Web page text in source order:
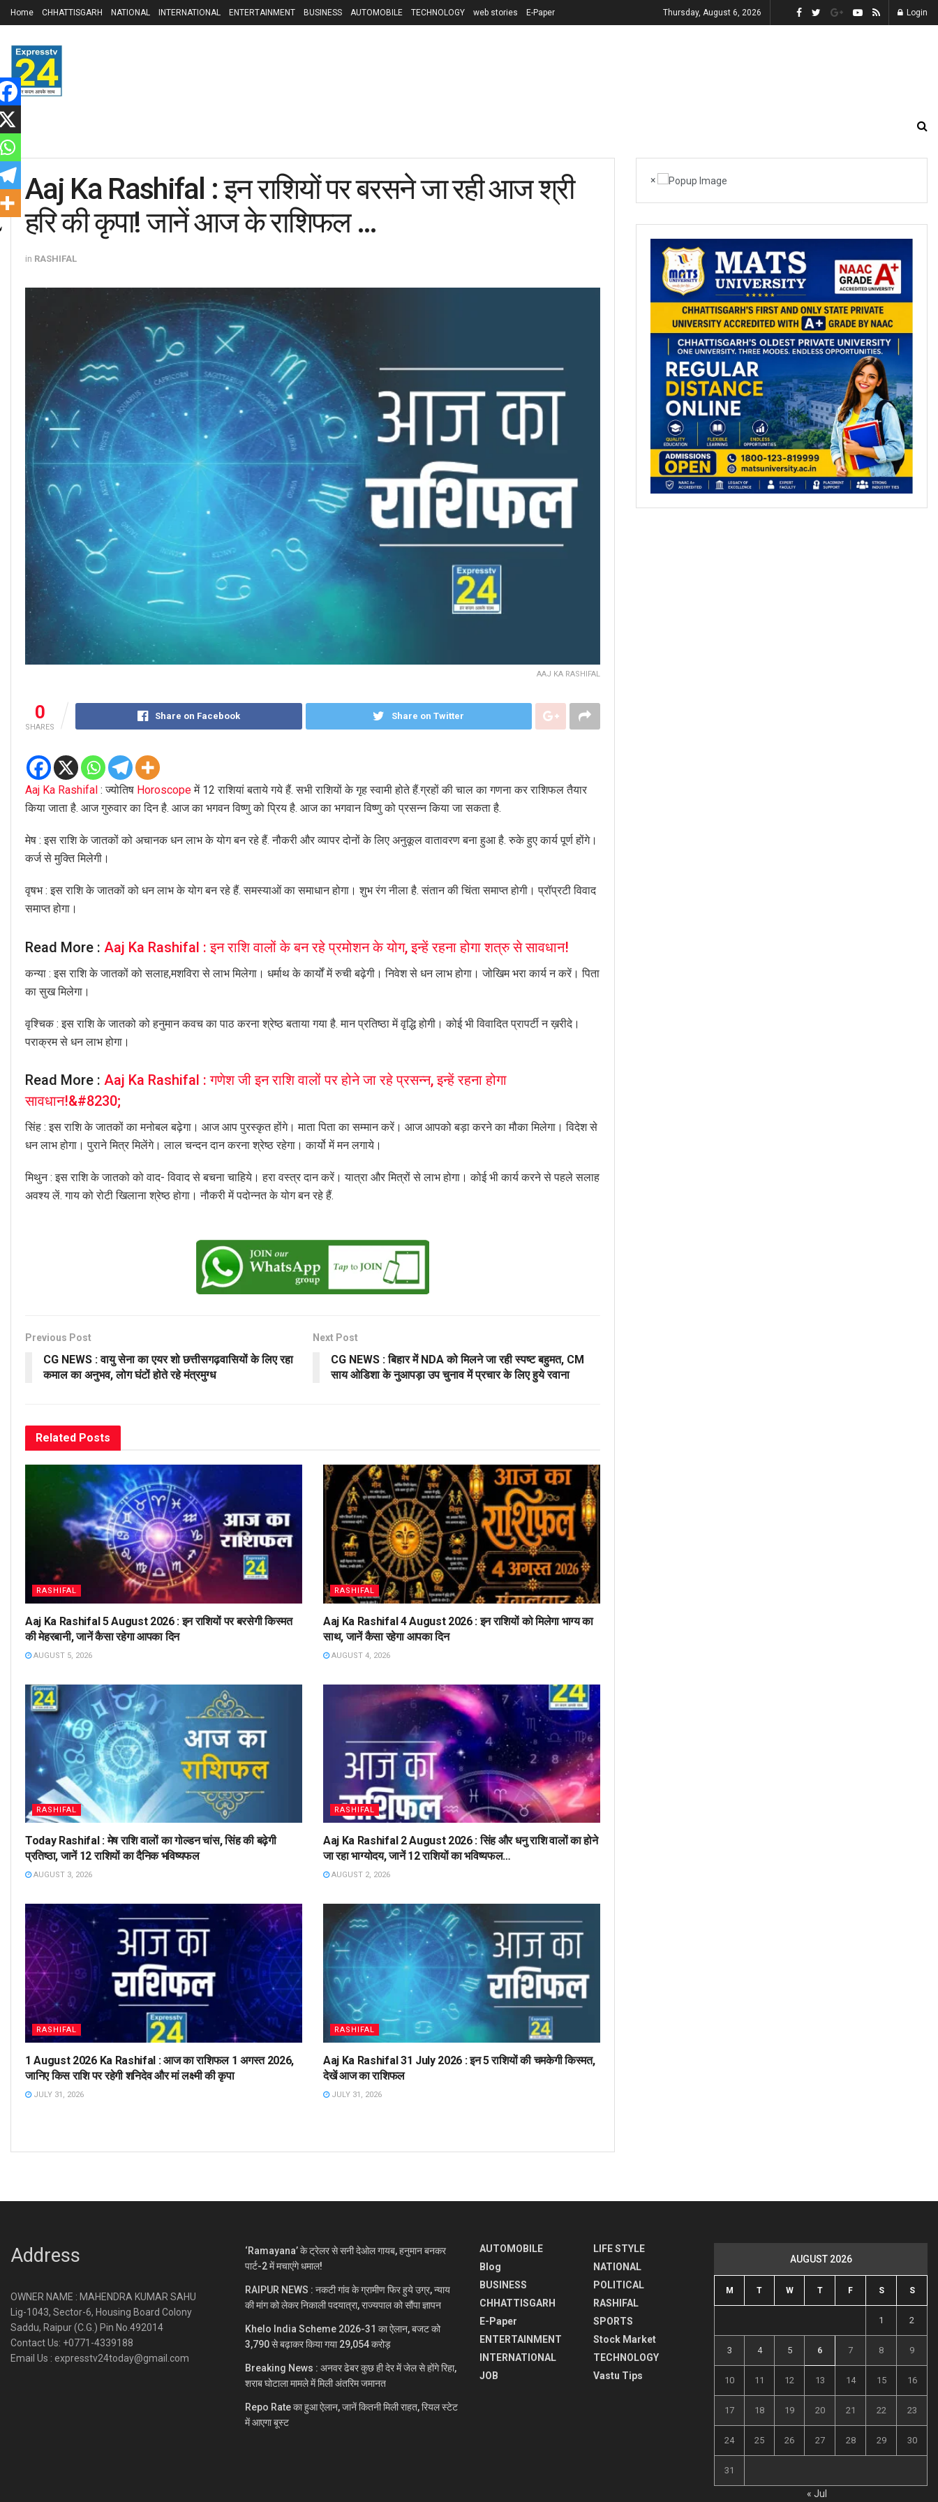
Home CHHATTISGARH NATIONAL INTERNATIONAL ENTERTAINMENT BUSINESS AUTOMOBILE TECHNOLOGY web stories E-Paper Thursday, August 6, 2026 Login
Aaj Ka Rashifal : इन राशियों पर बरसने जा रही आज श्री
हरि की कृपा! जानें आज के राशिफल …
in RASHIFAL
AAJ KA RASHIFAL
0
SHARES
Share on Facebook Share on Twitter
Aaj Ka Rashifal : ज्योतिष Horoscopeमें 12 राशियां बताये गये हैं. सभी राशियों के गृह स्वामी होते हैं.ग्रहों की चाल का गणना कर राशिफल तैयार
किया जाता है. आज गुरुवार का दिन है. आज का भगवन विष्णु को प्रिय है. आज का भगवान विष्णु को प्रसन्न किया जा सकता है.
मेष : इस राशि के जातकों को अचानक धन लाभ के योग बन रहे हैं. नौकरी और व्यापर दोनों के लिए अनुकूल वातावरण बना हुआ है. रुके हुए कार्य पूर्ण होंगे।
कर्ज से मुक्ति मिलेगी।
वृषभ : इस राशि के जातकों को धन लाभ के योग बन रहे हैं. समस्याओं का समाधान होगा। शुभ रंग नीला है. संतान की चिंता समाप्त होगी। प्रॉप्रटी विवाद
समाप्त होगा।
Read More : Aaj Ka Rashifal : इन राशि वालों के बन रहे प्रमोशन के योग, इन्हें रहना होगा शत्रु से सावधान!
कन्या : इस राशि के जातकों को सलाह,मशविरा से लाभ मिलेगा। धर्माथ के कार्यों में रुची बढ़ेगी। निवेश से धन लाभ होगा। जोखिम भरा कार्य न करें। पिता
का सुख मिलेगा।
वृश्चिक : इस राशि के जातको को हनुमान कवच का पाठ करना श्रेष्ठ बताया गया है. मान प्रतिष्ठा में वृद्धि होगी। कोई भी विवादित प्रापर्टी न ख़रीदे।
पराक्रम से धन लाभ होगा।
Read More : Aaj Ka Rashifal : गणेश जी इन राशि वालों पर होने जा रहे प्रसन्न, इन्हें रहना होगा
सावधान!&#8230;
सिंह : इस राशि के जातकों का मनोबल बढ़ेगा। आज आप पुरस्कृत होंगे। माता पिता का सम्मान करें। आज आपको बड़ा करने का मौका मिलेगा। विदेश से
धन लाभ होगा। पुराने मित्र मिलेंगे। लाल चन्दन दान करना श्रेष्ठ रहेगा। कार्यो में मन लगाये।
मिथुन : इस राशि के जातको को वाद- विवाद से बचना चाहिये। हरा वस्त्र दान करें। यात्रा और मित्रों से लाभ होगा। कोई भी कार्य करने से पहले सलाह
अवश्य लें. गाय को रोटी खिलाना श्रेष्ठ होगा। नौकरी में पदोन्नत के योग बन रहे हैं.
Previous Post
CG NEWS : वायु सेना का एयर शो छत्तीसगढ़वासियों के लिए रहा
कमाल का अनुभव, लोग घंटों होते रहे मंत्रमुग्ध
Next Post
CG NEWS : बिहार में NDA को मिलने जा रही स्पष्ट बहुमत, CM
साय ओडिशा के नुआपड़ा उप चुनाव में प्रचार के लिए हुये रवाना
Related Posts
RASHIFAL
Aaj Ka Rashifal 5 August 2026 : इन राशियों पर बरसेगी किस्मत
की मेहरबानी, जानें कैसा रहेगा आपका दिन
AUGUST 5, 2026
RASHIFAL
Aaj Ka Rashifal 4 August 2026 : इन राशियों को मिलेगा भाग्य का
साथ, जानें कैसा रहेगा आपका दिन
AUGUST 4, 2026
RASHIFAL
Today Rashifal : मेष राशि वालों का गोल्डन चांस, सिंह की बढ़ेगी
प्रतिष्ठा, जानें 12 राशियों का दैनिक भविष्यफल
AUGUST 3, 2026
RASHIFAL
Aaj Ka Rashifal 2 August 2026 : सिंह और धनु राशि वालों का होने
जा रहा भाग्योदय, जानें 12 राशियों का भविष्यफल…
AUGUST 2, 2026
RASHIFAL
1 August 2026 Ka Rashifal : आज का राशिफल 1 अगस्त 2026,
जानिए किस राशि पर रहेगी शनिदेव और मां लक्ष्मी की कृपा
JULY 31, 2026
RASHIFAL
Aaj Ka Rashifal 31 July 2026 : इन 5 राशियों की चमकेगी किस्मत,
देखें आज का राशिफल
JULY 31, 2026
×
Address
OWNER NAME : MAHENDRA KUMAR SAHU
Lig-1043, Sector-6, Housing Board Colony
Saddu, Raipur (C.G.) Pin No.492014
Contact Us: +0771-4339188
Email Us : expresstv24today@gmail.com
‘Ramayana’ के ट्रेलर से सनी देओल गायब, हनुमान बनकर
पार्ट-2 में मचाएंगे धमाल!
RAIPUR NEWS : नकटी गांव के ग्रामीण फिर हुये उग्र, न्याय
की मांग को लेकर निकाली पदयात्रा, राज्यपाल को सौंपा ज्ञापन
Khelo India Scheme 2026-31 का ऐलान, बजट को
3,790 से बढ़ाकर किया गया 29,054 करोड़
Breaking News : अनवर ढेबर कुछ ही देर में जेल से होंगे रिहा,
शराब घोटाला मामले में मिली अंतरिम जमानत
Repo Rate का हुआ ऐलान, जानें कितनी मिली राहत, रियल स्टेट
में आएगा बूस्ट
AUTOMOBILE
Blog
BUSINESS
CHHATTISGARH
E-Paper
ENTERTAINMENT
INTERNATIONAL
JOB
LIFE STYLE
NATIONAL
POLITICAL
RASHIFAL
SPORTS
Stock Market
TECHNOLOGY
Vastu Tips
AUGUST 2026
M T W T F S S
1 2
3 4 5 6 7 8 9
10 11 12 13 14 15 16
17 18 19 20 21 22 23
24 25 26 27 28 29 30
31
« Jul